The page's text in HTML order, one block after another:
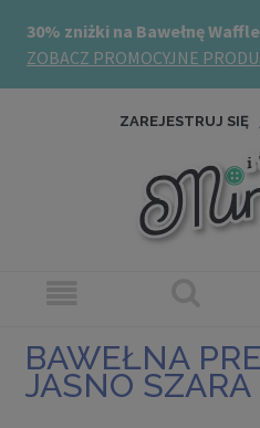
ZAREJESTRUJ SIĘ
BAWEŁNA
JASNO SZARA